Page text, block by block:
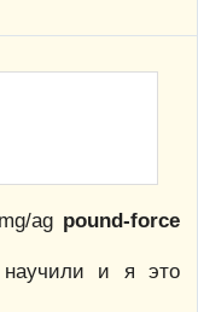
pound-force
научили и я это